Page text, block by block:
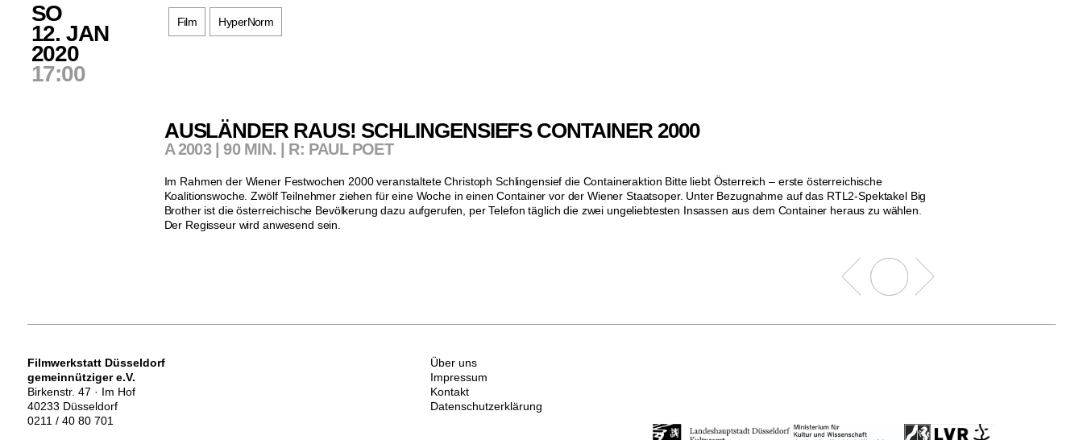
SO
12. JAN
2020
17:00
Film HyperNorm
AUSLÄNDER RAUS! SCHLINGENSIEFS CONTAINER 2000
A 2003 | 90 MIN. | R: PAUL POET
Im Rahmen der Wiener Festwochen 2000 veranstaltete Christoph Schlingensief die Containeraktion Bitte liebt Österreich – erste österreichische
Koalitionswoche. Zwölf Teilnehmer ziehen für eine Woche in einen Container vor der Wiener Staatsoper. Unter Bezugnahme auf das RTL2-Spektakel Big
Brother ist die österreichische Bevölkerung dazu aufgerufen, per Telefon täglich die zwei ungeliebtesten Insassen aus dem Container heraus zu wählen.
Der Regisseur wird anwesend sein.
Filmwerkstatt Düsseldorf
gemeinnütziger e.V.
Birkenstr. 47 · Im Hof
40233 Düsseldorf
0211 / 40 80 701
Über uns
Impressum
Kontakt
Datenschutzerklärung